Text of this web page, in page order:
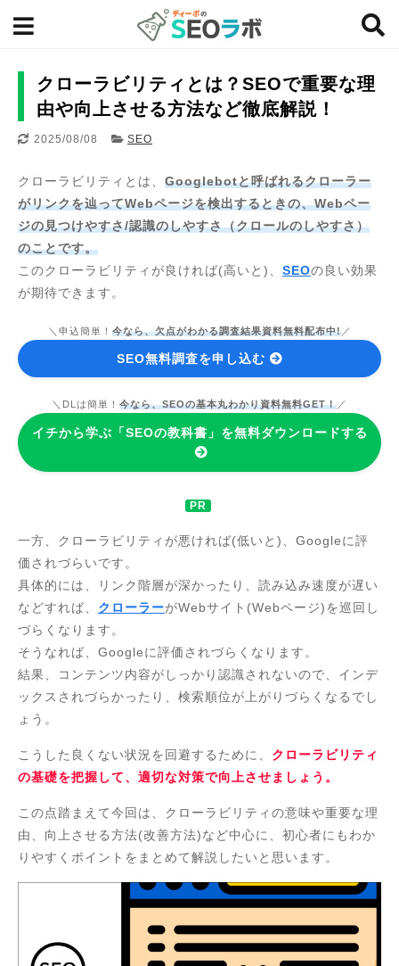
クローラビリティとは？SEOで重要な理
由や向上させる方法など徹底解説！
2025/08/08 SEO
クローラビリティとは、 Googlebotと呼ばれるクローラー
がリンクを辿ってWebページを検出するときの、Webペー
ジの見つけやすさ/認識のしやすさ（クロールのしやすさ）
のことです。
このクローラビリティが良ければ(高いと)、 SEOの良い効果
が期待できます。
＼申込簡単！ 今なら、欠点がわかる調査結果資料無料配布中!／
SEO無料調査を申し込む
＼DLは簡単！ 今なら、SEOの基本丸わかり資料無料GET！ ／
イチから学ぶ「SEOの教科書」を無料ダウンロードする
一方、クローラビリティが悪ければ(低いと)、Googleに評
価されづらいです。
具体的には、リンク階層が深かったり、読み込み速度が遅い
などすれば、 クローラーがWebサイト(Webページ)を巡回し
づらくなります。
そうなれば、Googleに評価されづらくなります。
結果、コンテンツ内容がしっかり認識されないので、インデ
ックスされづらかったり、検索順位が上がりづらくなるでし
ょう。
こうした良くない状況を回避するために、 クローラビリティ
の基礎を把握して、適切な対策で向上させましょう。
この点踏まえて今回は、クローラビリティの意味や重要な理
由、向上させる方法(改善方法)など中心に、初心者にもわか
りやすくポイントをまとめて解説したいと思います。